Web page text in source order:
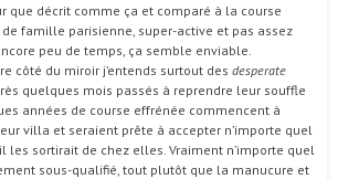
que décrit comme ça et comparé à la course
famille parisienne, super-active et pas assez
peu de temps, ça semble enviable.
côté du miroir j’entends surtout des desperate
quelques mois passés à reprendre leur souffle
années de course effrénée commencent à
villa et seraient prête à accepter n’importe quel
les sortirait de chez elles. Vraiment n’importe quel
sous-qualifié, tout plutôt que la manucure et